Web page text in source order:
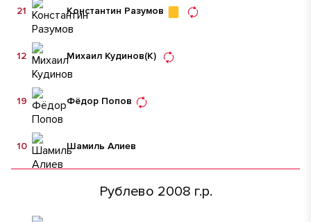
Константин Разумов
21
Михаил Кудинов(К)
12
Фёдор Попов
19
Шамиль Алиев
10
Рублево 2008 г.р.